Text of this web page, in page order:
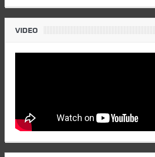
VIDEO